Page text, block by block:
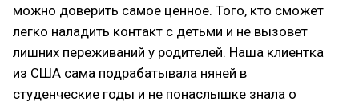
можно доверить самое ценное. Того, кто сможет
легко наладить контакт с детьми и не вызовет
лишних переживаний у родителей. Наша клиентка
из США сама подрабатывала няней в
студенческие годы и не понаслышке знала о